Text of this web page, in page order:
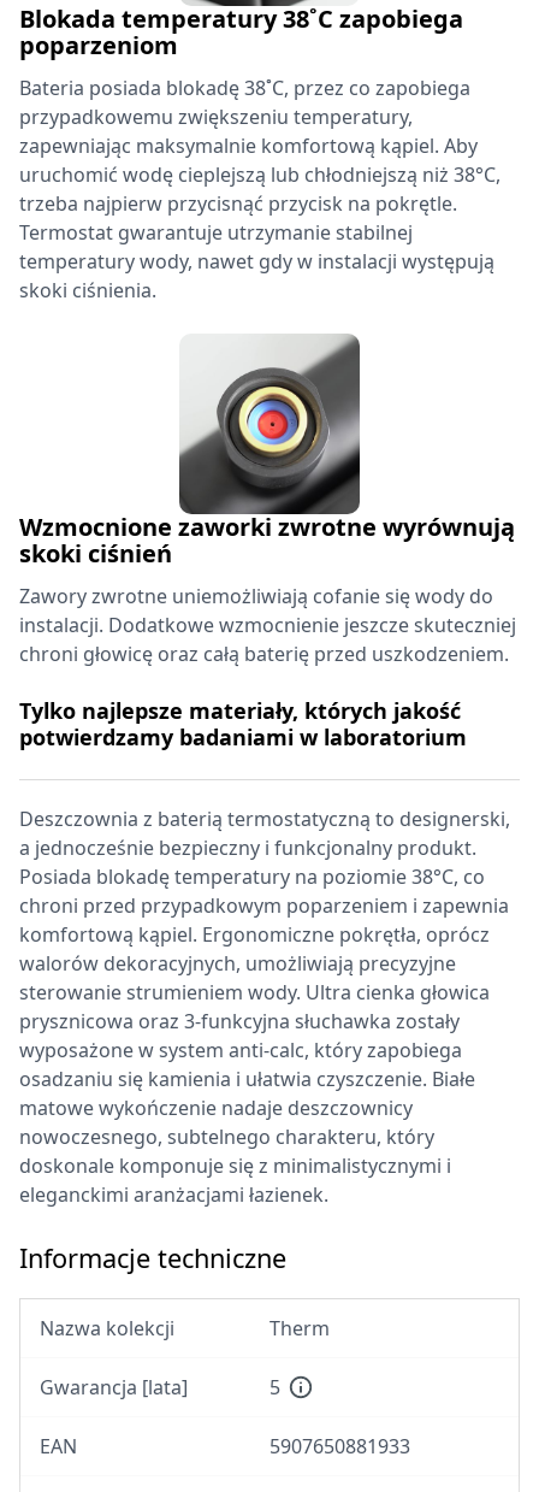
Blokada temperatury 38˚C zapobiega
poparzeniom
Bateria posiada blokadę 38˚C, przez co zapobiega
przypadkowemu zwiększeniu temperatury,
zapewniając maksymalnie komfortową kąpiel. Aby
uruchomić wodę cieplejszą lub chłodniejszą niż 38°C,
trzeba najpierw przycisnąć przycisk na pokrętle.
Termostat gwarantuje utrzymanie stabilnej
temperatury wody, nawet gdy w instalacji występują
skoki ciśnienia.
Wzmocnione zaworki zwrotne wyrównują
skoki ciśnień
Zawory zwrotne uniemożliwiają cofanie się wody do
instalacji. Dodatkowe wzmocnienie jeszcze skuteczniej
chroni głowicę oraz całą baterię przed uszkodzeniem.
Tylko najlepsze materiały, których jakość
potwierdzamy badaniami w laboratorium
Deszczownia z baterią termostatyczną to designerski,
a jednocześnie bezpieczny i funkcjonalny produkt.
Posiada blokadę temperatury na poziomie 38°C, co
chroni przed przypadkowym poparzeniem i zapewnia
komfortową kąpiel. Ergonomiczne pokrętła, oprócz
walorów dekoracyjnych, umożliwiają precyzyjne
sterowanie strumieniem wody. Ultra cienka głowica
prysznicowa oraz 3-funkcyjna słuchawka zostały
wyposażone w system anti-calc, który zapobiega
osadzaniu się kamienia i ułatwia czyszczenie. Białe
matowe wykończenie nadaje deszczownicy
nowoczesnego, subtelnego charakteru, który
doskonale komponuje się z minimalistycznymi i
eleganckimi aranżacjami łazienek.
Informacje techniczne
Nazwa kolekcji Therm
Gwarancja [lata] 5
EAN 5907650881933